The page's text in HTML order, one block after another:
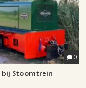
0
Stoomtrein